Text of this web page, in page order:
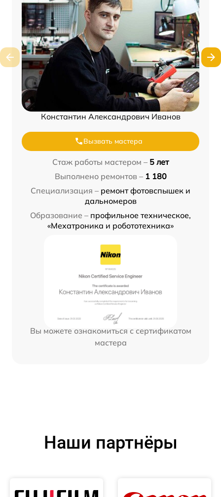
Константин Александрович Иванов
Вызвать мастера
Стаж работы мастером – 5 лет
Выполнено ремонтов – 1 180
Специализация – ремонт фотовспышек и
дальномеров
Образование – профильное техническое,
«Мехатроника и робототехника»
Вы можете ознакомиться с сертификатом
мастера
Наши партнёры